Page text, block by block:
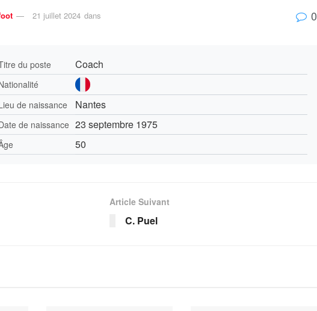
21 juillet 2024 dans 0
du poste Coach
de naissance
Nantes
de naissance 23 septembre 1975
50
Article Suivant
C. Puel